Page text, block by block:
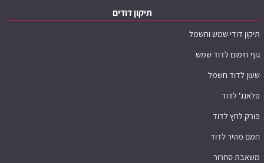
תיקון דודים
תיקון דודי שמש וחשמל
גוף חימום לדוד שמש
שעון לדוד חשמל
פלאנג' לדוד
פורק לחץ לדוד
חמם מהיר לדוד
משאבת סחרור